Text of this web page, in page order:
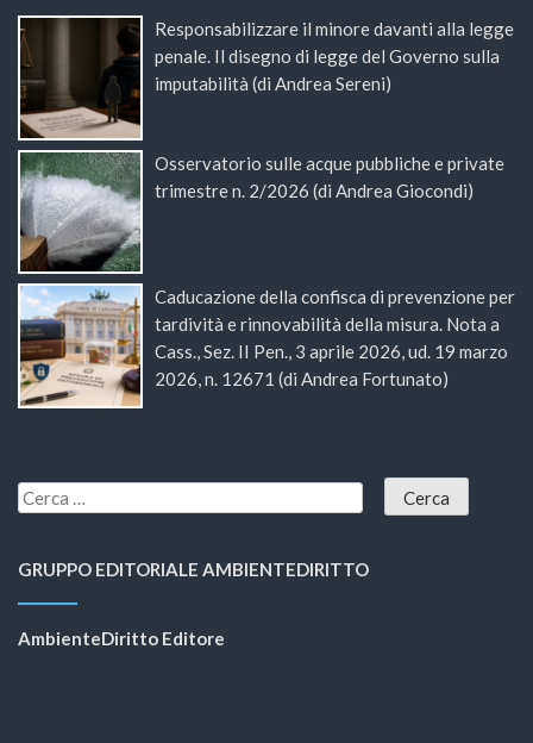
Responsabilizzare il minore davanti alla legge
penale. Il disegno di legge del Governo sulla
imputabilità (di Andrea Sereni)
Osservatorio sulle acque pubbliche e private
trimestre n. 2/2026 (di Andrea Giocondi)
Caducazione della confisca di prevenzione per
tardività e rinnovabilità della misura. Nota a
Cass., Sez. II Pen., 3 aprile 2026, ud. 19 marzo
2026, n. 12671 (di Andrea Fortunato)
GRUPPO EDITORIALE AMBIENTEDIRITTO
AmbienteDiritto Editore